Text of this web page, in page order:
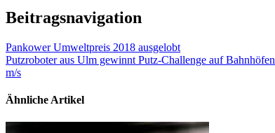
Beitragsnavigation
Pankower Umweltpreis 2018 ausgelobt
Putzroboter aus Ulm gewinnt Putz-Challenge auf Bahnhöfen
m/s
Ähnliche Artikel